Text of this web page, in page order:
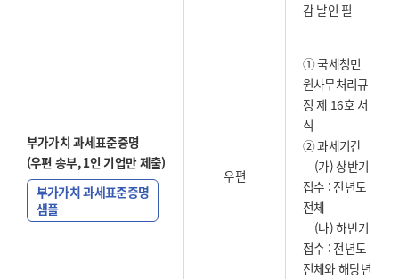
감 날인 필
부가가치 과세표준증명
(우편 송부, 1인 기업만 제출)
부가가치 과세표준증명
샘플
우편
① 국세청민
원사무처리규
정 제 16호 서
식
② 과세기간
(가) 상반기
접수 : 전년도
전체
(나) 하반기
접수 : 전년도
전체와 해당년